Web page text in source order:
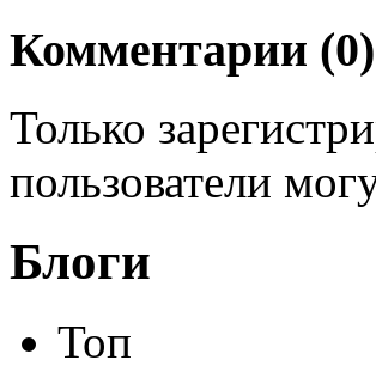
Комментарии (0)
Только
пользователи
Блоги
Топ